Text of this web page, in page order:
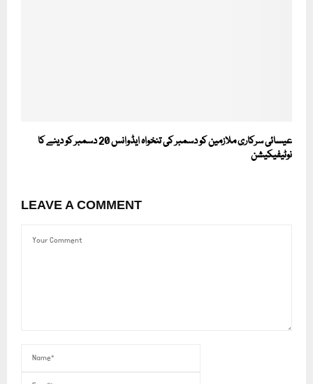
عیسائی سرکاری ملازمین کو دسمبر کی تنخواہ ایڈوانس 20 دسمبر کو دینے کا
نوٹیفیکیشن
LEAVE A COMMENT